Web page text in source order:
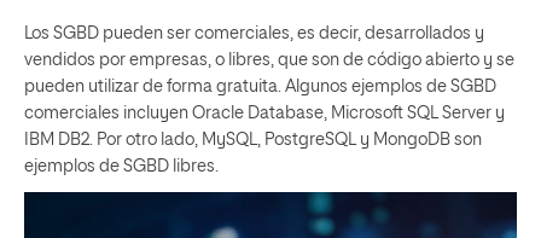
Los SGBD pueden ser comerciales, es decir, desarrollados y
vendidos por empresas, o libres, que son de código abierto y se
pueden utilizar de forma gratuita. Algunos ejemplos de SGBD
comerciales incluyen Oracle Database, Microsoft SQL Server y
IBM DB2. Por otro lado, MySQL, PostgreSQL y MongoDB son
ejemplos de SGBD libres.